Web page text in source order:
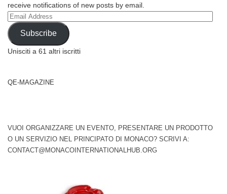
receive notifications of new posts by email.
Email
Address
Subscribe
Unisciti a 61 altri iscritti
QE-MAGAZINE
VUOI ORGANIZZARE UN EVENTO, PRESENTARE UN PRODOTTO
O UN SERVIZIO NEL PRINCIPATO DI MONACO? SCRIVI A:
CONTACT@MONACOINTERNATIONALHUB.ORG